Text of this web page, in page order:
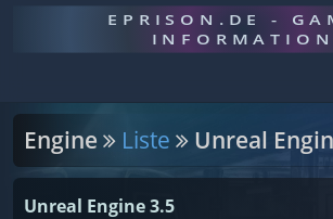
EPRISON.DE -
INFORMATION
Engine Liste Unreal
Unreal Engine 3.5